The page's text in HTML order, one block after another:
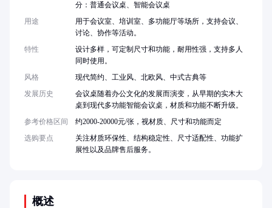
概述
分：普通会议桌、智能会议桌
用途
用于会议室、培训室、多功能厅等场所，支持会议、
讨论、协作等活动。
特性
设计多样，可定制尺寸和功能，耐用性强，支持多人
同时使用。
风格
现代简约、工业风、北欧风、中式古典等
发展历史
会议桌随着办公文化的发展而演变，从早期的实木大
桌到现代多功能智能会议桌，材质和功能不断升级。
参考价格区间
约2000-20000元/张，视材质、尺寸和功能而定
选购要点
关注材质环保性、结构稳定性、尺寸适配性、功能扩
展性以及品牌售后服务。